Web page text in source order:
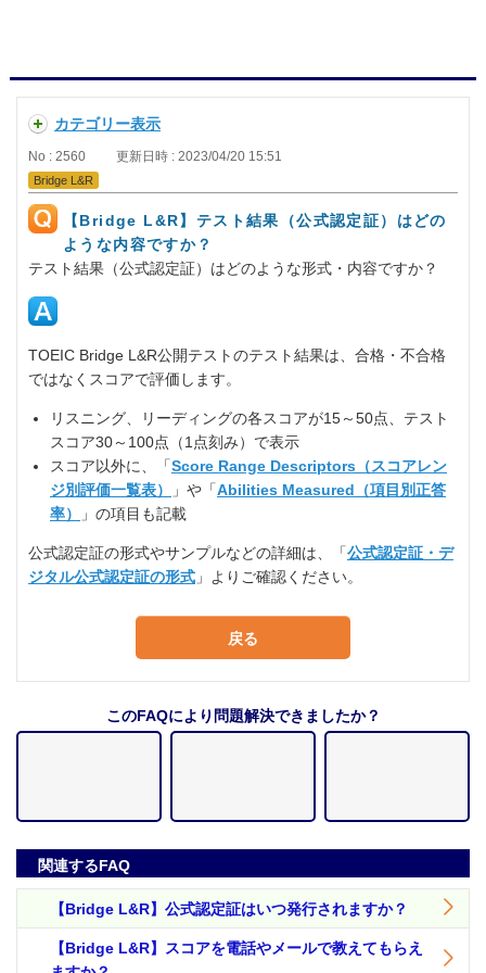
カテゴリー表示
No : 2560 更新日時 : 2023/04/20 15:51
Bridge L&R
【Bridge L&R】テスト結果（公式認定証）はどの
ような内容ですか？
テスト結果（公式認定証）はどのような形式・内容ですか？
TOEIC Bridge L&R公開テストのテスト結果は、合格・不合格
ではなくスコアで評価します。
リスニング、リーディングの各スコアが15～50点、テスト
スコア30～100点（1点刻み）で表示
スコア以外に、「Score Range Descriptors（スコアレン
ジ別評価一覧表）
」や「Abilities Measured（項目別正答
率）
」の項目も記載
公式認定証の形式やサンプルなどの詳細は、「公式認定証・デ
ジタル公式認定証の形式 」よりご確認ください。
戻る
このFAQにより問題解決できましたか？
関連するFAQ
【Bridge L&R】公式認定証はいつ発行されますか？
【Bridge L&R】スコアを電話やメールで教えてもらえ